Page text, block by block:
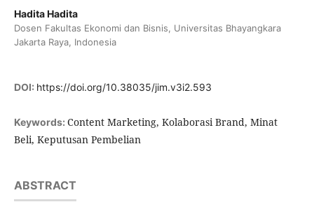
Hadita Hadita
Dosen Fakultas Ekonomi dan Bisnis, Universitas Bhayangkara
Jakarta Raya, Indonesia
DOI: https://doi.org/10.38035/jim.v3i2.593
Keywords: Content Marketing, Kolaborasi Brand, Minat
Beli, Keputusan Pembelian
ABSTRACT